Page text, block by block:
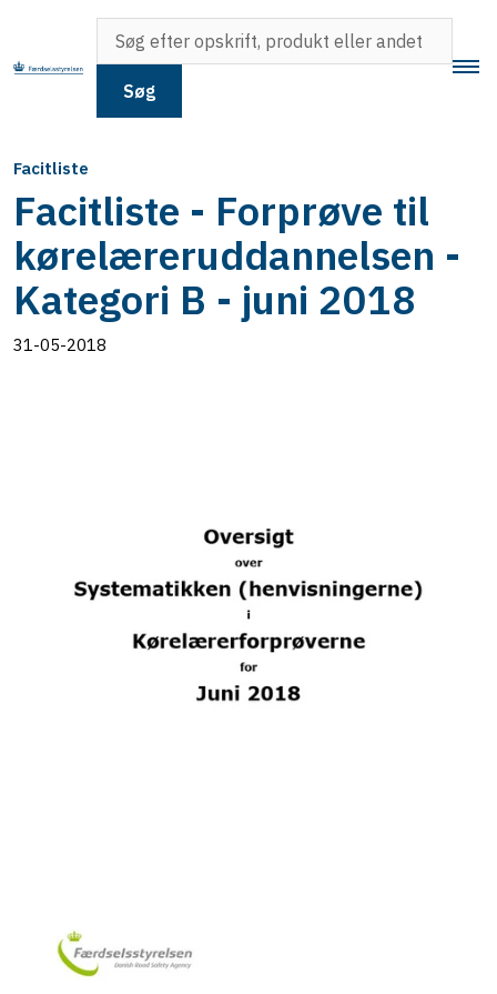
Søg
Facitliste
Facitliste - Forprøve til
kørelæreruddannelsen -
Kategori B - juni 2018
31-05-2018